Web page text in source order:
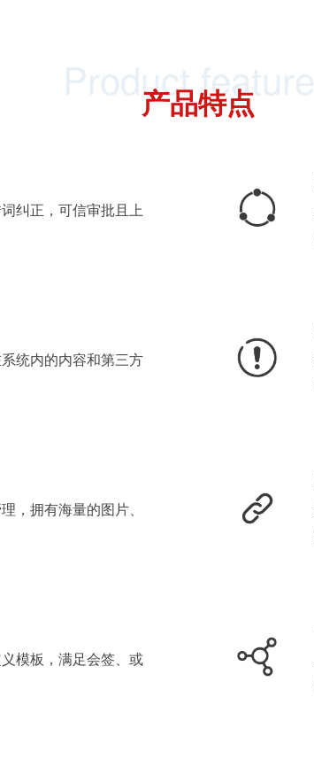
Product features
产品特点
纠正，可信审批且上
统内的内容和第三方
，拥有海量的图片、
模板，满足会签、或